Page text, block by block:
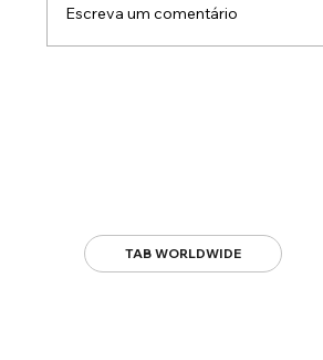
O peso de liderar sozinho
Escreva um comentário
TAB WORLDWIDE